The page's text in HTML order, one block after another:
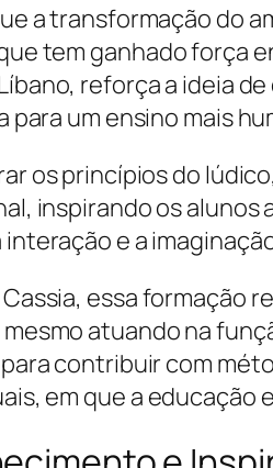
a transformação do
tem ganhado força
reforça a ideia
para um ensino mais
os princípios do
inspirando os alunos
interação e a
essa formação
atuando na
contribuir com
em que a educação